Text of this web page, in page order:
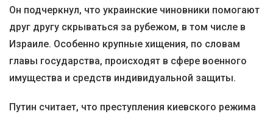
Он подчеркнул, что украинские чиновники помогают
друг другу скрываться за рубежом, в том числе в
Израиле. Особенно крупные хищения, по словам
главы государства, происходят в сфере военного
имущества и средств индивидуальной защиты.
Путин считает, что преступления киевского режима